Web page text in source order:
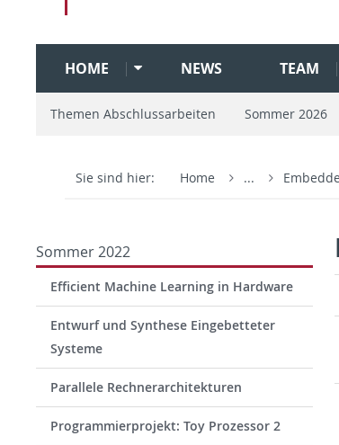
HOME NEWS TEAM
Themen Abschlussarbeiten Sommer 2026
Sie sind hier: Home ...
Sommer 2022
Efficient Machine Learning in Hardware
Entwurf und Synthese Eingebetteter
Systeme
Parallele Rechnerarchitekturen
Programmierprojekt: Toy Prozessor 2